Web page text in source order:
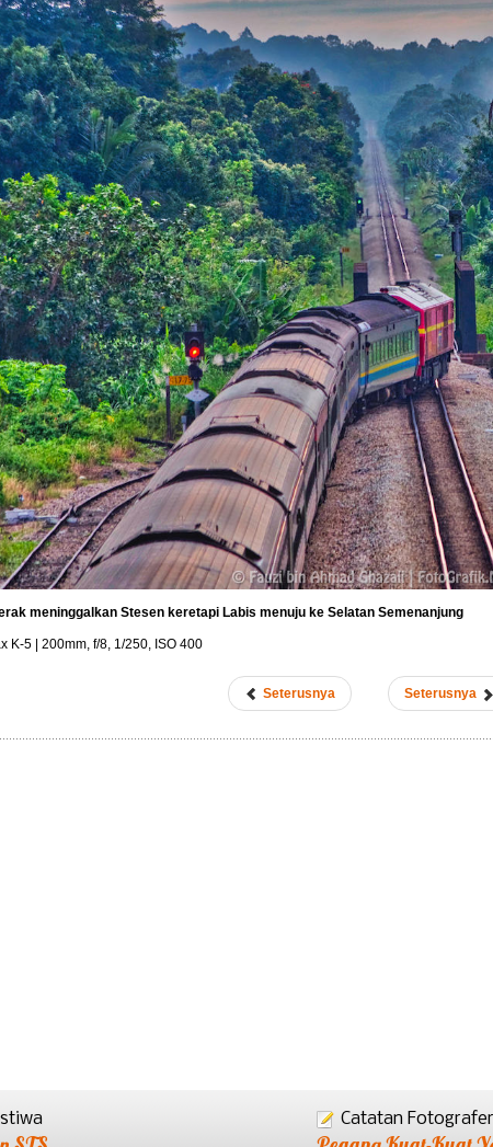
meninggalkan Stesen keretapi Labis menuju ke Selatan Semenanjung
K-5 | 200mm, f/8, 1/250, ISO 400
Seterusnya Seterusnya
Catatan Fotografer